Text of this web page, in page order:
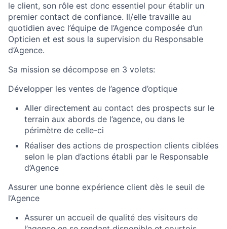
le client, son rôle est donc essentiel pour établir un
premier contact de confiance. Il/elle travaille au
quotidien avec l’équipe de l’Agence composée d’un
Opticien et est sous la supervision du Responsable
d’Agence.
Sa mission se décompose en 3 volets:
Développer les ventes de l’agence d’optique
Aller directement au contact des prospects sur le
terrain aux abords de l’agence, ou dans le
périmètre de celle-ci
Réaliser des actions de prospection clients ciblées
selon le plan d’actions établi par le Responsable
d’Agence
Assurer une bonne expérience client dès le seuil de
l’Agence
Assurer un accueil de qualité des visiteurs de